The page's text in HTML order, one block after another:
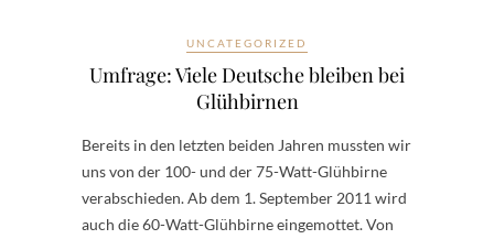
UNCATEGORIZED
Umfrage: Viele Deutsche bleiben bei
Glühbirnen
Bereits in den letzten beiden Jahren mussten wir
uns von der 100- und der 75-Watt-Glühbirne
verabschieden. Ab dem 1. September 2011 wird
auch die 60-Watt-Glühbirne eingemottet. Von